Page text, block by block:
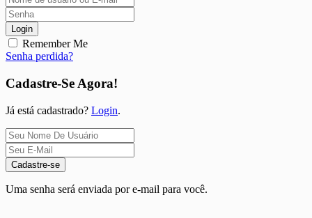
Login
Remember Me
Senha perdida?
Cadastre-Se Agora!
Já está cadastrado? Login.
Cadastre-se
Uma senha será enviada por e-mail para você.